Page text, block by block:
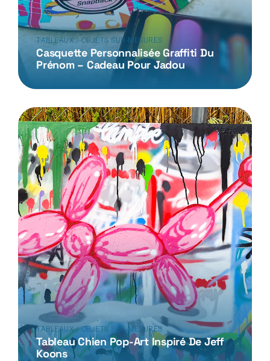
TABLEAUX / OBJETS SUR-MESURES
Casquette Personnalisée Graffiti Du
Prénom – Cadeau Pour Jadou
TABLEAUX / OBJETS SUR-MESURES
Tableau Chien Pop-Art Inspiré De Jeff
Koons